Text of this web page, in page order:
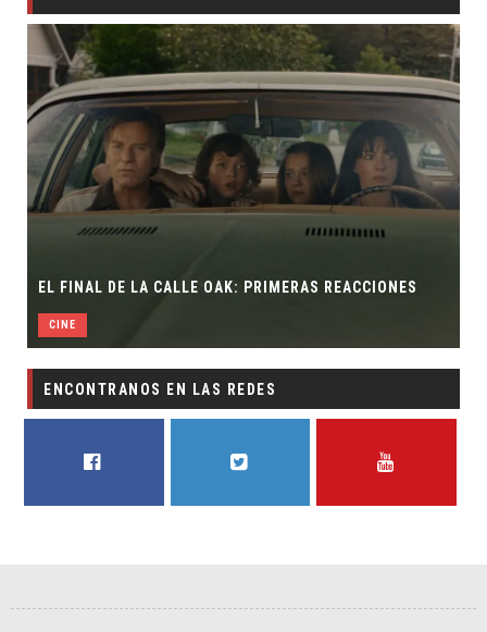
EL FINAL DE LA CALLE OAK: PRIMERAS REACCIONES
CINE
ENCONTRANOS EN LAS REDES